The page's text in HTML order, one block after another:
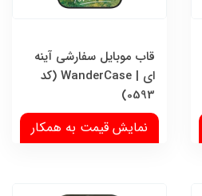
قاب موبایل سفارشی آینه
ای | WanderCase (کد
0593)
نمایش قیمت به همکار